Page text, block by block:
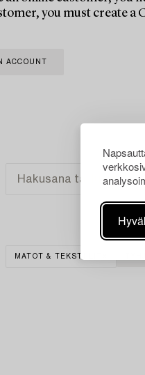
you must create
ACCOUNT
MATOT & TEKSTIILIT